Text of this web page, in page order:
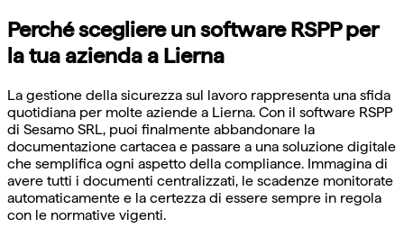
Perché scegliere un software RSPP per
la tua azienda a Lierna
La gestione della sicurezza sul lavoro rappresenta una sfida
quotidiana per molte aziende a Lierna. Con il software RSPP
di Sesamo SRL, puoi finalmente abbandonare la
documentazione cartacea e passare a una soluzione digitale
che semplifica ogni aspetto della compliance. Immagina di
avere tutti i documenti centralizzati, le scadenze monitorate
automaticamente e la certezza di essere sempre in regola
con le normative vigenti.